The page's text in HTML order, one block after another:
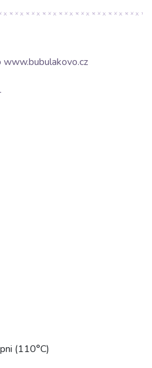
www.bubulakovo.cz
(110°C)